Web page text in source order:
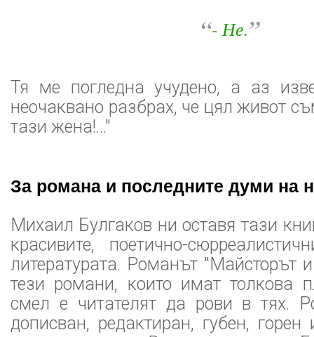
“- Не.”
Тя ме погледна учудено, а аз
неочаквано разбрах, че цял живот
тази жена!..."
За романа и последните думи на
Михаил Булгаков ни оставя тази
красивите, поетично-
литературата. Романът "Майсторът
тези романи, които имат толкова
смел е читателят да рови в тях.
дописван, редактиран, губен, горен